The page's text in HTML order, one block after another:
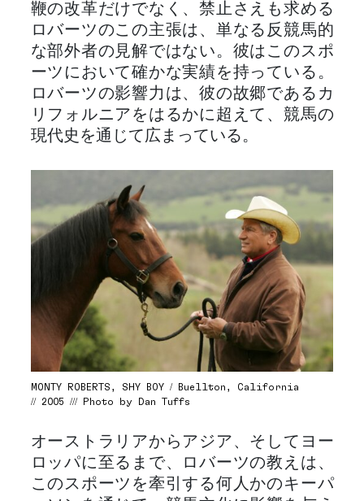
鞭の改革だけでなく、禁止さえも求める
ロバーツのこの主張は、単なる反競馬的
な部外者の見解ではない。彼はこのスポ
ーツにおいて確かな実績を持っている。
ロバーツの影響力は、彼の故郷であるカ
リフォルニアをはるかに超えて、競馬の
現代史を通じて広まっている。
MONTY ROBERTS, SHY BOY / Buellton, California
// 2005 /// Photo by Dan Tuffs
オーストラリアからアジア、そしてヨー
ロッパに至るまで、ロバーツの教えは、
このスポーツを牽引する何人かのキーパ